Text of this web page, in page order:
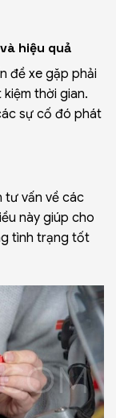
hiệu quả
đề xe gặp phải
thời gian.
sự cố đó phát
tư vấn về các
này giúp cho
tình trạng tốt